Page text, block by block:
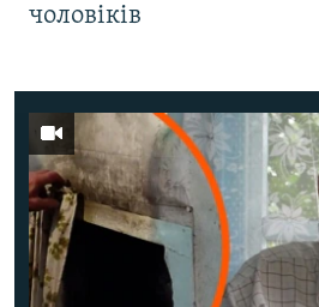
чоловіків